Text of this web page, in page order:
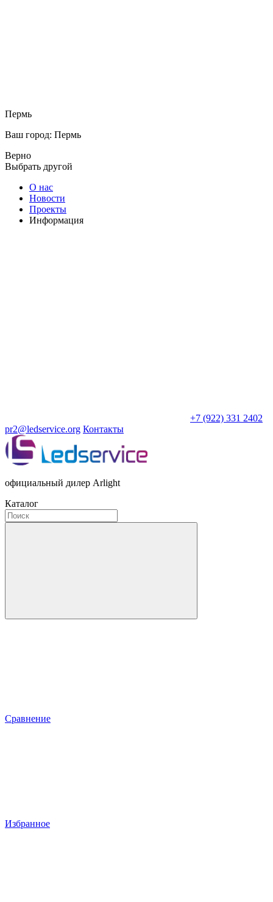
Пермь
Ваш город: Пермь
Верно
Выбрать другой
О нас
Новости
Проекты
Информация
+7 (922) 331 2402
pr2@ledservice.org Контакты
официальный дилер Arlight
Каталог
Сравнение
Избранное